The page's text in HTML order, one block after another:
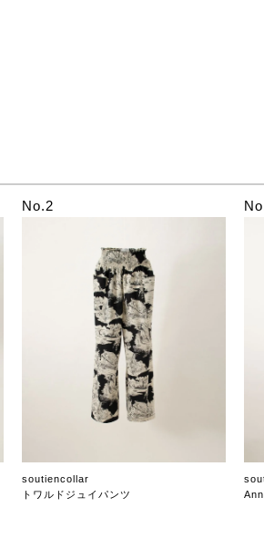
No.2
soutiencollar
トワルドジュイパンツ